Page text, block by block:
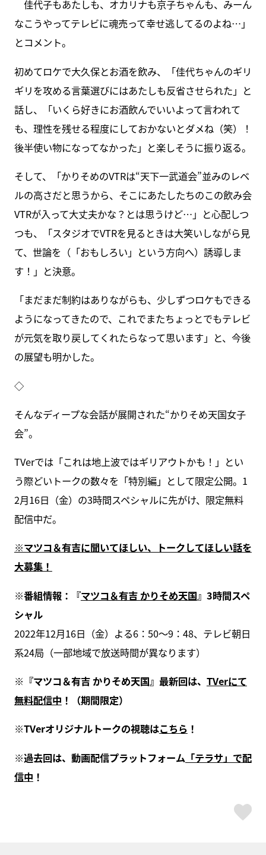
佳代子もあたしも、オカリナも京子ちゃんも、みーん
なこうやってテレビに魂売って幸せ逃してるのよね…」
とコメント。
初めてロケで大久保とお酒を飲み、「佳代ちゃんのギリ
ギリを攻める言葉選びにはあたしも反省させられた」と
話し、「いくら好きにお酒飲んでいいよって言われて
も、理性を残せる程度にしておかないとダメね（笑）！
後半使い物になってなかった」と楽しそうに振り返る。
そして、「かりそめのVTRは“天下一武道会”並みのレベ
ルの高さだと思うから、そこにあたしたちのこの飲み会
VTRが入って大丈夫かな？とは思うけど…」と心配しつ
つも、「スタジオでVTRを見るときは大笑いしながら見
て、世論を（「おもしろい」という方向へ）誘導しま
す！」と決意。
「まだまだ制約はありながらも、少しずつロケもできる
ようになってきたので、これでまたちょっとでもテレビ
が元気を取り戻してくれたらなって思います」と、今後
の展望も明かした。
◇
そんなディープな会話が展開された“かりそめ天国女子
会”。
TVerでは「これは地上波ではギリアウトかも！」とい
う際どいトークの数々を「特別編」として限定公開。1
2月16日（金）の3時間スペシャルに先がけ、限定無料
配信中だ。
※マツコ＆有吉に聞いてほしい、トークしてほしい話を
大募集！
※番組情報：『マツコ＆有吉 かりそめ天国』3時間スペ
シャル
2022年12月16日（金）よる6：50～9：48、テレビ朝日
系24局（一部地域で放送時間が異なります）
※『マツコ＆有吉 かりそめ天国』最新回は、 TVerにて
無料配信中 ！（期間限定）
※TVerオリジナルトークの視聴はこちら ！
※過去回は、動画配信プラットフォーム 「テラサ」で配
信中 ！